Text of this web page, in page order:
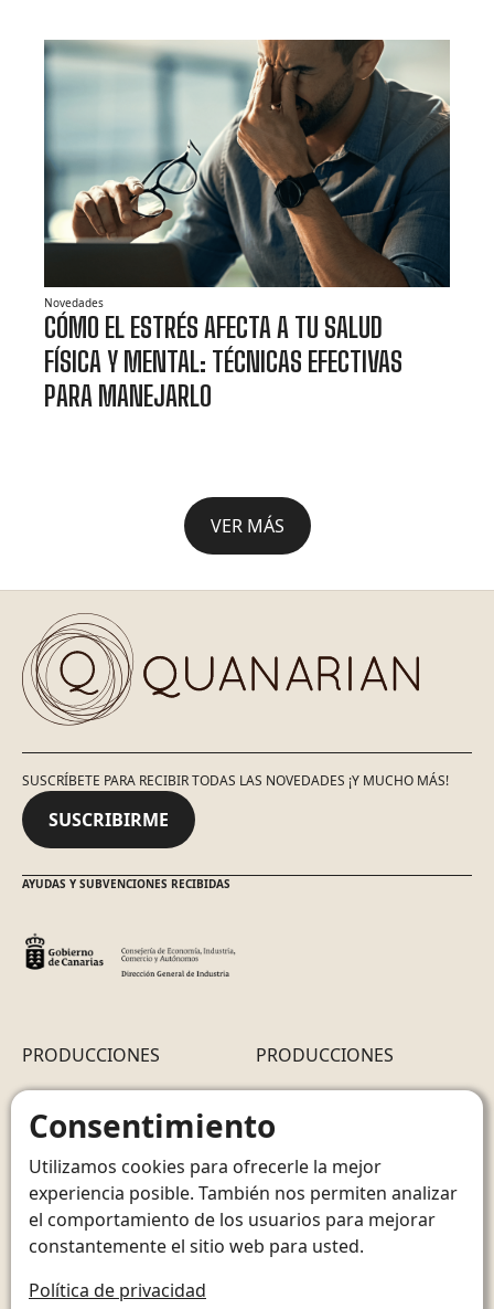
Novedades
CÓMO EL ESTRÉS AFECTA A TU SALUD
FÍSICA Y MENTAL: TÉCNICAS EFECTIVAS
PARA MANEJARLO
VER MÁS
SUSCRÍBETE PARA RECIBIR TODAS LAS NOVEDADES ¡Y MUCHO MÁS!
SUSCRIBIRME
AYUDAS Y SUBVENCIONES RECIBIDAS
PRODUCCIONES
Cacao Soluble
Cereales + Proteínas
Cacao Soluble 0% azúcares
Cereales + Proteínas
Cereales con cacao + Proteínas
PRODUCCIONES
Cacao Soluble
Cereales + Proteínas
Cacao Soluble 0% azúcares
Cereales + Proteínas
Cereales con cacao + Proteínas
Consentimiento
Utilizamos cookies para ofrecerle la mejor
experiencia posible. También nos permiten analizar
el comportamiento de los usuarios para mejorar
constantemente el sitio web para usted.
Política de privacidad